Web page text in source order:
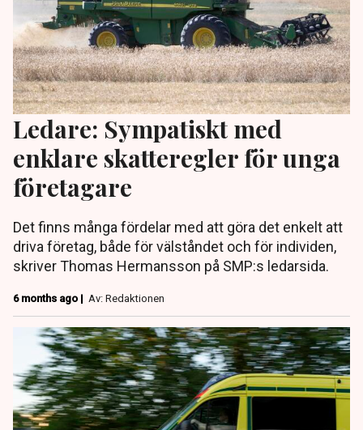
Ledare: Sympatiskt med
enklare skatteregler för unga
företagare
Det finns många fördelar med att göra det enkelt att
driva företag, både för välståndet och för individen,
skriver Thomas Hermansson på SMP:s ledarsida.
6 months ago | Av: Redaktionen